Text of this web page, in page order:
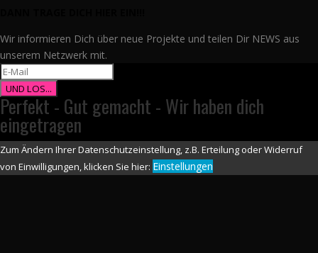
Wir informieren Dich über neue Projekte und teilen Dir NEWS aus
unserem Netzwerk mit.
UND LOS...
Perfekt - Gut gemacht - Wir haben dich
eingetragen
Zum Ändern Ihrer Datenschutzeinstellung, z.B. Erteilung oder Widerruf
von Einwilligungen, klicken Sie hier: Einstellungen